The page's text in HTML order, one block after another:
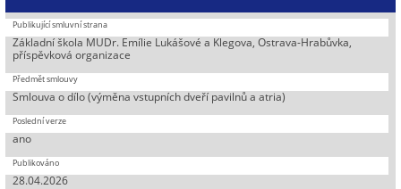
Základní škola MUDr. Emílie Lukášové a Klegova, Ostrava-Hrabůvka,
příspěvková organizace
Smlouva o dílo (výměna vstupních dveří pavilnů a atria)
ano
28.04.2026